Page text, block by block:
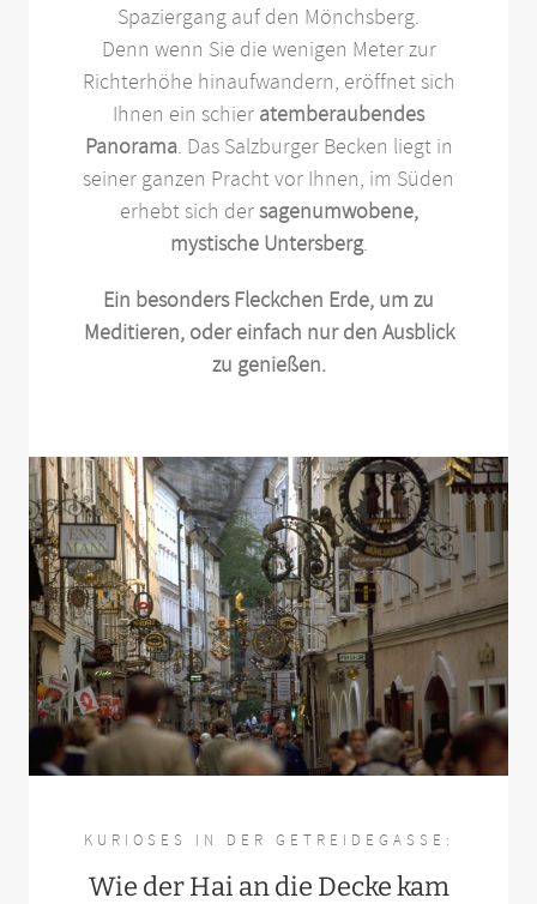
Spaziergang auf den Mönchsberg.
Denn wenn Sie die wenigen Meter zur
Richterhöhe hinaufwandern, eröffnet sich
Ihnen ein schier atemberaubendes
Panorama. Das Salzburger Becken liegt in
seiner ganzen Pracht vor Ihnen, im Süden
erhebt sich dersagenumwobene,
mystische Untersberg.
Ein besonders Fleckchen Erde, um zu
Meditieren, oder einfach nur den Ausblick
zu genießen.
KURIOSES IN DER GETREIDEGASSE:
Wie der Hai an die Decke kam